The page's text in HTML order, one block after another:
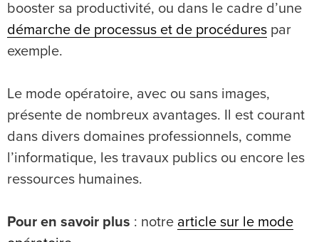
booster sa productivité, ou dans le cadre d’une
démarche de processus et de procédures par
exemple.
Le mode opératoire, avec ou sans images,
présente de nombreux avantages. Il est courant
dans divers domaines professionnels, comme
l’informatique, les travaux publics ou encore les
ressources humaines.
Pour en savoir plus : notre article sur le mode